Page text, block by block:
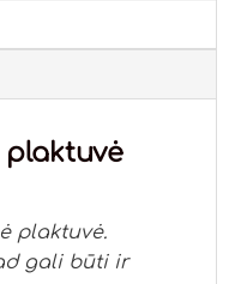
plaktuvė.
gali būti ir